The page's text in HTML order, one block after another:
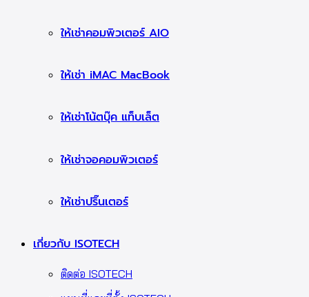
ให้เช่าคอมพิวเตอร์ AIO
ให้เช่า iMAC MacBook
ให้เช่าโน้ตบุ๊ค แท็บเล็ต
ให้เช่าจอคอมพิวเตอร์
ให้เช่าปริ๊นเตอร์
เกี่ยวกับ ISOTECH
ติดต่อ ISOTECH